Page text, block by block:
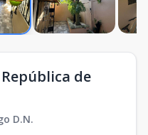
de
D.N.